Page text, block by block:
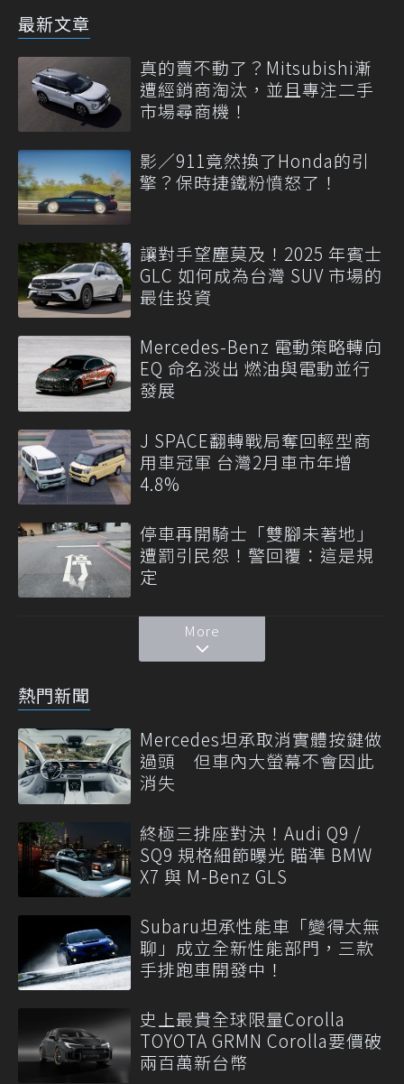
最新文章
真的賣不動了？Mitsubishi漸
遭經銷商淘汰，並且專注二手
市場尋商機！
影／911竟然換了Honda的引
擎？保時捷鐵粉憤怒了！
讓對手望塵莫及！2025 年賓士
GLC 如何成為台灣 SUV 市場的
最佳投資
Mercedes-Benz 電動策略轉向
EQ 命名淡出 燃油與電動並行
發展
J SPACE翻轉戰局奪回輕型商
用車冠軍 台灣2月車市年增
4.8%
停車再開騎士「雙腳未著地」
遭罰引民怨！警回覆：這是規
定
More
熱門新聞
Mercedes坦承取消實體按鍵做
過頭 但車內大螢幕不會因此
消失
終極三排座對決！Audi Q9 /
SQ9 規格細節曝光 瞄準 BMW
X7 與 M-Benz GLS
Subaru坦承性能車「變得太無
聊」成立全新性能部門，三款
手排跑車開發中！
史上最貴全球限量Corolla
TOYOTA GRMN Corolla要價破
兩百萬新台幣